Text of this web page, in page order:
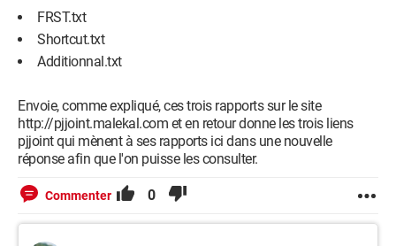
FRST.txt
Shortcut.txt
Additionnal.txt
Envoie, comme expliqué, ces trois rapports sur le site
http://pjjoint.malekal.com et en retour donne les trois liens
pjjoint qui mènent à ses rapports ici dans une nouvelle
réponse afin que l'on puisse les consulter.
Commenter 0